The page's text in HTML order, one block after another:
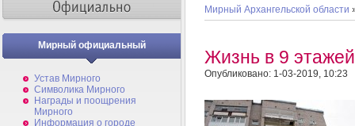
Мирный официальный
Устав Мирного
Символика Мирного
Награды и поощрения
Мирного
Информация о городе
Мирный Архангельской области
Жизнь в 9
Опубликовано: 1-03-2019, 10:23